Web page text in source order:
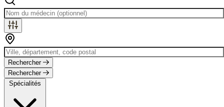
Rechercher
Rechercher
Spécialités